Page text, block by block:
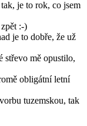
je to rok, co jsem
:-)
je to dobře, že už
střevo mě opustilo,
obligátní letní
tuzemskou, tak